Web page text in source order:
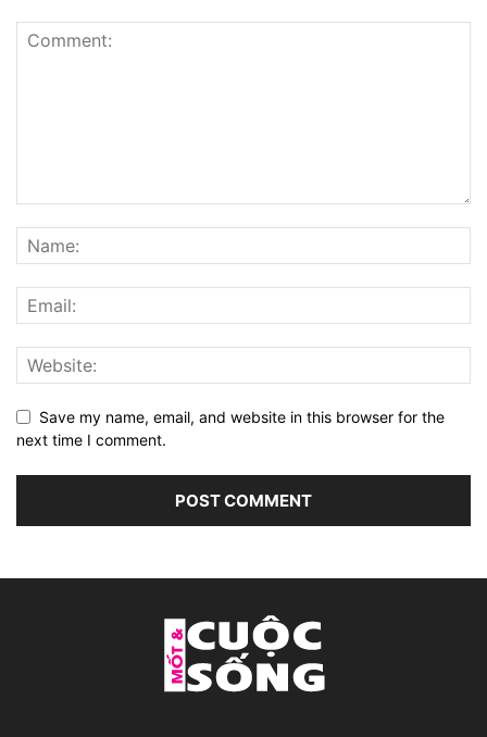
Save my name, email, and website in this browser for the
next time I comment.